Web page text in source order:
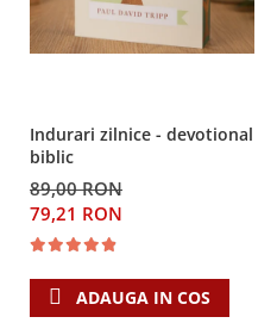
Indurari zilnice - devotional
biblic
89,00 RON
79,21 RON
ADAUGA IN COS